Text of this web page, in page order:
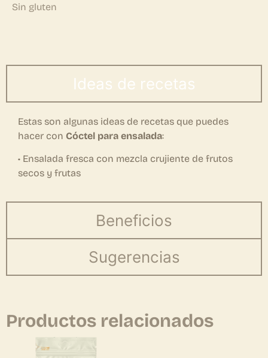
Sin gluten
Ideas de recetas
Beneficios
Sugerencias
Estas son algunas ideas de recetas que puedes
hacer con Cóctel para ensalada:
• Ensalada fresca con mezcla crujiente de frutos
secos y frutas
Productos relacionados